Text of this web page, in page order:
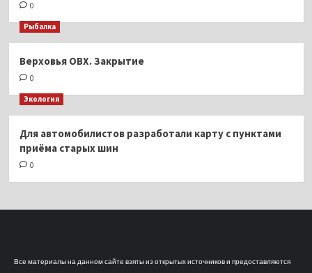
0
Рыбалка
Верховья ОВХ. Закрытие
0
Экология
Для автомобилистов разработали карту с пунктами
приёма старых шин
0
Все материалы на данном сайте взяты из открытых источников и предоставляются